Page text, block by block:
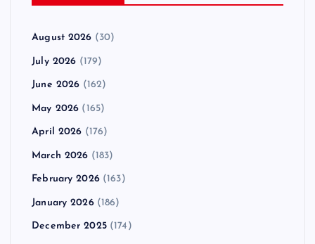
August 2026 (30)
July 2026 (179)
June 2026 (162)
May 2026 (165)
April 2026 (176)
March 2026 (183)
February 2026(163)
January 2026(186)
December 2025(174)